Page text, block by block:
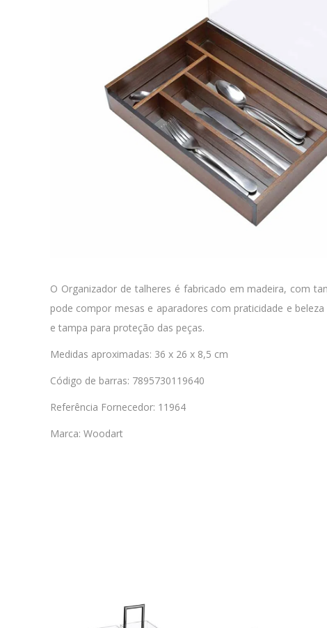
O Organizador de talheres é fabricado em madeira, com
pode compor mesas e aparadores com praticidade e
e tampa para proteção das peças.
Medidas aproximadas: 36 x 26 x 8,5 cm
Código de barras: 7895730119640
Referência Fornecedor: 11964
Marca: Woodart